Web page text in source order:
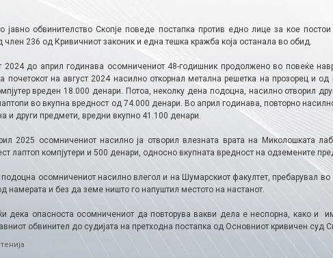
јавно обвинителство Скопје поведе постапка против едно лице за кое
член 236 од Кривичниот законик и една тешка кражба која останала во обид.
2024 до април годинава осомничениот 48-годишник продолжено во повеќе
почетокот на август 2024 насилно откорнал метална решетка на прозорец и
вреден 18.000 денари. Потоа, неколку дена подоцна, насилно отворил
во вкупна вредност од 74.000 денари. Во април годинава, повторно
и други предмети, вредни вкупно 41.100 денари.
2025 осомничениот насилно ја отворил влезната врата на Миколошката
лаптоп компјутери и 500 денари, односно вкупната вредност на одземените
осомничениот насилно влегол и на Шумарскиот факултет, пребарувал
намерата и без да земе ништо го напуштил местото на настанот.
дека опасноста осомничениот да повторува вакви дела е неспорна, како и
обвинител до судијата на претходна постапка од Основниот кривичен суд